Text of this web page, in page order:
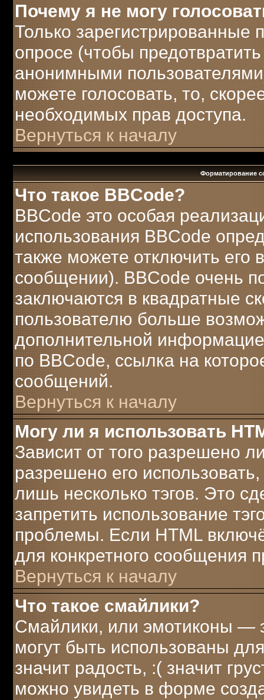
Почему я не могу
Только зарегистрированные
опросе (чтобы
анонимными
можете голосовать, то,
необходимых прав доступа.
Вернуться к началу
Форматирование
Что такое BBCode?
BBCode это особая
использования BBCode
также можете отключить
сообщении). BBCode очень
заключаются в квадратные
пользователю больше
дополнительной
по BBCode, ссылка на
сообщений.
Вернуться к началу
Могу ли я использовать
Зависит от того разрешено
разрешено его
лишь несколько тэгов. Это
запретить использование
проблемы. Если HTML
для конкретного сообщения
Вернуться к началу
Что такое смайлики?
Смайлики, или эмотиконы —
могут быть использованы
значит радость, :( значит
можно увидеть в форме